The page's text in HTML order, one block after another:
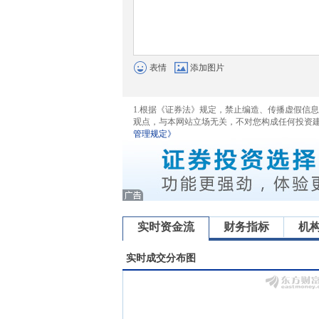
表情 添加图片
1.根据《证券法》规定，禁止编造、传播虚假信
观点，与本网站立场无关，不对您构成任何投资
管理规定》
实时资金流 财务指标 机
实时成交分布图